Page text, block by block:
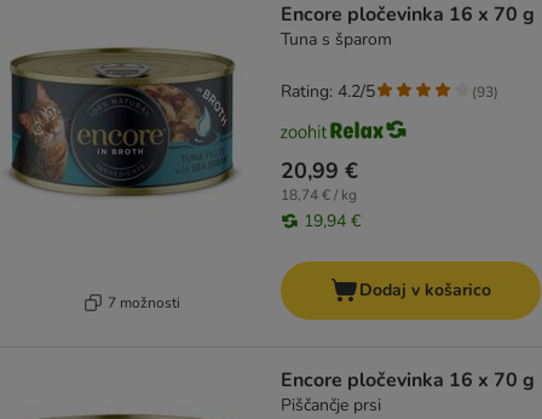
7 možnosti
Encore pločevinka 16 x 70 g
Tuna s šparom
20,99 €
18,74 € / kg
19,94 €
Rating: 4.2/5 (93)
Dodaj v košarico
Encore pločevinka 16 x 70 g
Piščančje prsi